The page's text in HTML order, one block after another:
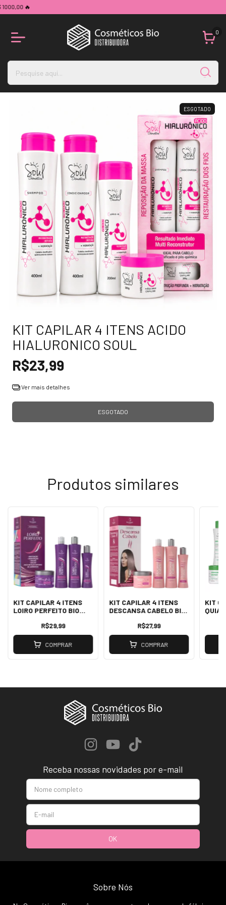
🔥
0
ESGOTADO
KIT CAPILAR 4 ITENS ACIDO
HIALURONICO SOUL
R$23,99
Ver mais detalhes
Produtos similares
KIT CAPILAR 4 ITENS
LOIRO PERFEITO BIO
R$29,99
COMPRAR
KIT CAPILAR 4 ITENS
DESCANSA CABELO BIO
R$27,99
COMPRAR
KIT
Receba nossas novidades por e-mail
Sobre Nós